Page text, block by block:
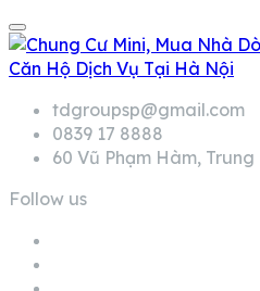
tdgroupsp@gmail.com
0839 17 8888
60 Vũ Phạm Hàm,
Follow us